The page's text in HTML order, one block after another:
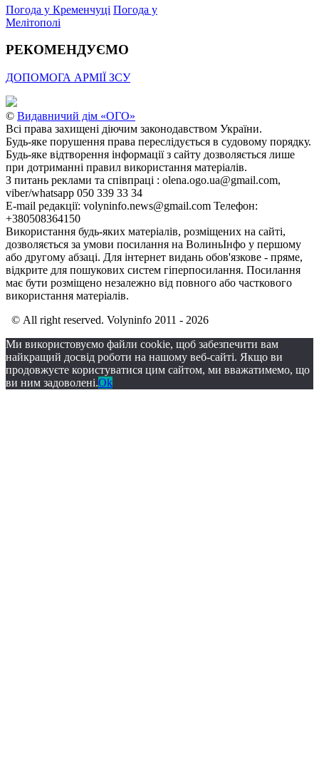
Погода у Кременчуці Погода у
Мелітополі
РЕКОМЕНДУЄМО
ДОПОМОГА АРМІЇ ЗСУ
© Видавничий дім «ОГО»
Всі права захищені діючим законодавством України.
Будь-яке порушення права переслідується в судовому порядку.
Будь-яке відтворення інформації з сайту дозволяється лише
при дотриманні правил використання матеріалів.
З питань реклами та співпраці : olena.ogo.ua@gmail.com,
viber/whatsapp 050 339 33 34
E-mail редакції: volyninfo.news@gmail.com Телефон:
+380508364150
Використання будь-яких матеріалів, розміщених на сайті,
дозволяється за умови посилання на ВолиньІнфо у першому
або другому абзаці. Для інтернет видань обов'язкове - пряме,
відкрите для пошукових систем гіперпосилання. Посилання
має бути розміщено незалежно від повного або часткового
використання матеріалів.
© All right reserved. Volyninfo 2011 - 2026
Ми використовуємо файли cookie, щоб забезпечити вам
найкращий досвід роботи на нашому веб-сайті. Якщо ви
продовжуєте користуватися цим сайтом, ми вважатимемо, що
ви ним задоволені.Ok